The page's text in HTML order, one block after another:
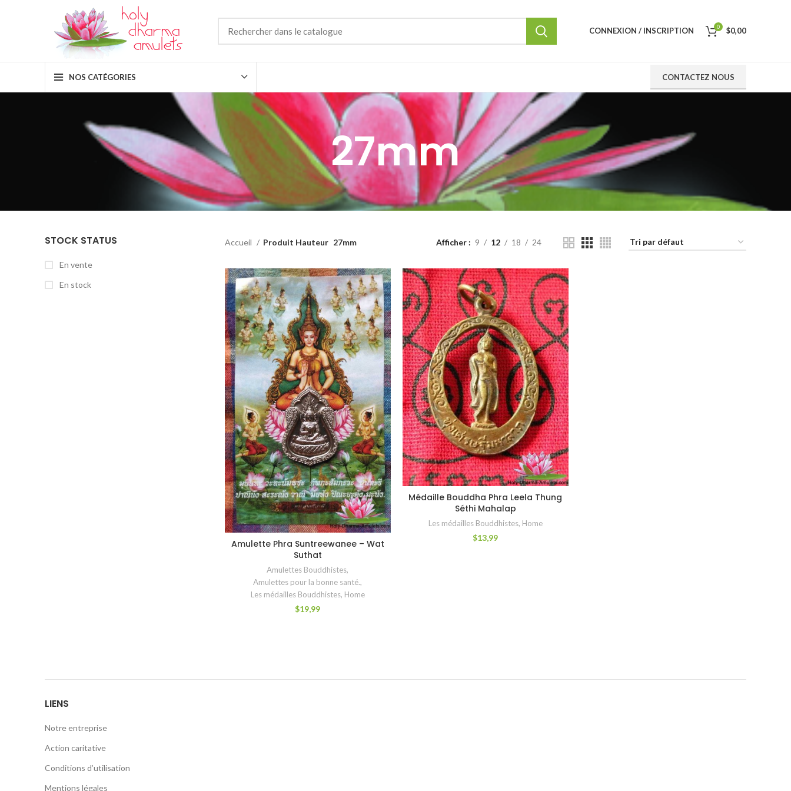
CONNEXION / INSCRIPTION 0 $0,00
NOS CATÉGORIES CONTACTEZ NOUS
27mm
STOCK STATUS
En vente
En stock
Accueil Produit Hauteur 27mm Afficher 9 12 18 24
AJOUTER AU PANIER
Amulette Phra Suntreewanee – Wat
Suthat
Amulettes Bouddhistes,
Amulettes pour la bonne santé.,
Les médailles Bouddhistes, Home
$19,99
AJOUTER AU PANIER
Médaille Bouddha Phra Leela Thung
Séthi Mahalap
Les médailles Bouddhistes, Home
$13,99
LIENS
Notre entreprise
Action caritative
Conditions d’utilisation
Mentions légales